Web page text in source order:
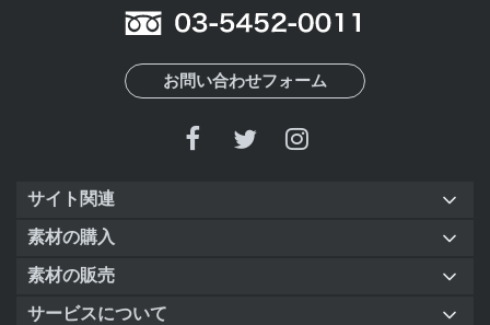
お問い合わせフォーム
サイト関連
素材の購入
素材の販売
サービスについて